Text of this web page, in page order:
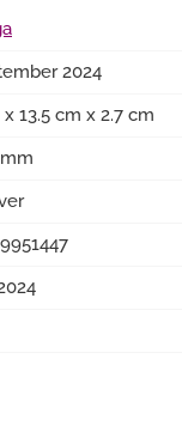
2024
x 13.5 cm x 2.7 cm